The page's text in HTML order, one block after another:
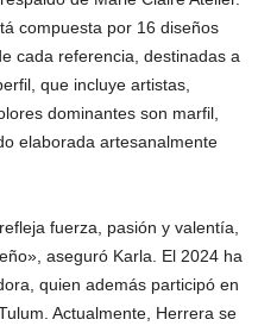
compuesta por 16 diseños
cada referencia, destinadas a
que incluye artistas,
dominantes son marfil,
elaborada artesanalmente
fuerza, pasión y valentía,
aseguró Karla. El 2024 ha
quien además participó en
Actualmente, Herrera se